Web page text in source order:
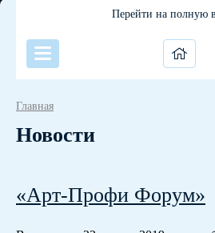
Перейти на полную
Главная
Новости
«Арт-Профи Форум»